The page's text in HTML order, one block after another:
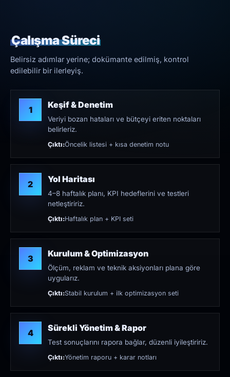
Çalışma Süreci
Belirsiz adımlar yerine; dokümante edilmiş, kontrol
edilebilir bir ilerleyiş.
1 Keşif & Denetim
Veriyi bozan hataları ve bütçeyi eriten noktaları
belirleriz.
Çıktı:Öncelik listesi + kısa denetim notu
2 Yol Haritası
4–8 haftalık planı, KPI hedeflerini ve testleri
netleştiririz.
Çıktı:Haftalık plan + KPI seti
3 Kurulum & Optimizasyon
Ölçüm, reklam ve teknik aksiyonları plana göre
uygularız.
Çıktı:Stabil kurulum + ilk optimizasyon seti
4 Sürekli Yönetim & Rapor
Test sonuçlarını rapora bağlar, düzenli iyileştiririz.
Çıktı:Yönetim raporu + karar notları